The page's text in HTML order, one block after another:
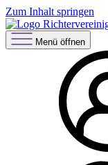
Zum Inhalt springen
Menü öffnen